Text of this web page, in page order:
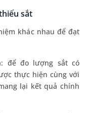
sắt
khác nhau để đạt
để đo lượng sắt có
thực hiện cùng với
lại kết quả chính